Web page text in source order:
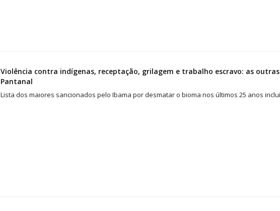
Violência contra indígenas, receptação, grilagem e trabalho escravo: as
Pantanal
Lista dos maiores sancionados pelo Ibama por desmatar o bioma nos últimos 25 anos